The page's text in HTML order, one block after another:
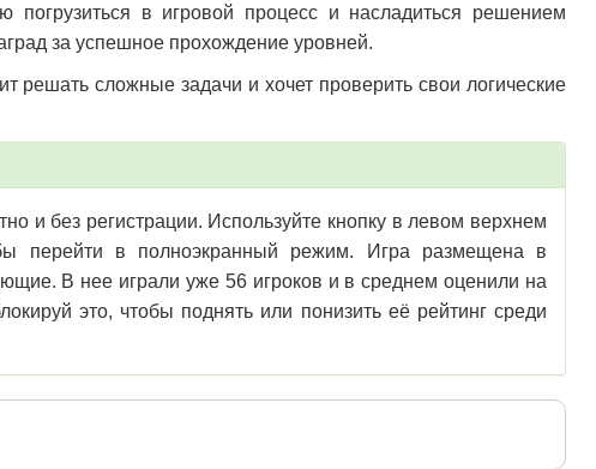
погрузиться в игровой процесс и насладиться решением
за успешное прохождение уровней.
решать сложные задачи и хочет проверить свои логические
и без регистрации. Используйте кнопку в левом верхнем
перейти в полноэкранный режим. Игра размещена в
В нее играли уже 56 игроков и в среднем оценили на
это, чтобы поднять или понизить её рейтинг среди